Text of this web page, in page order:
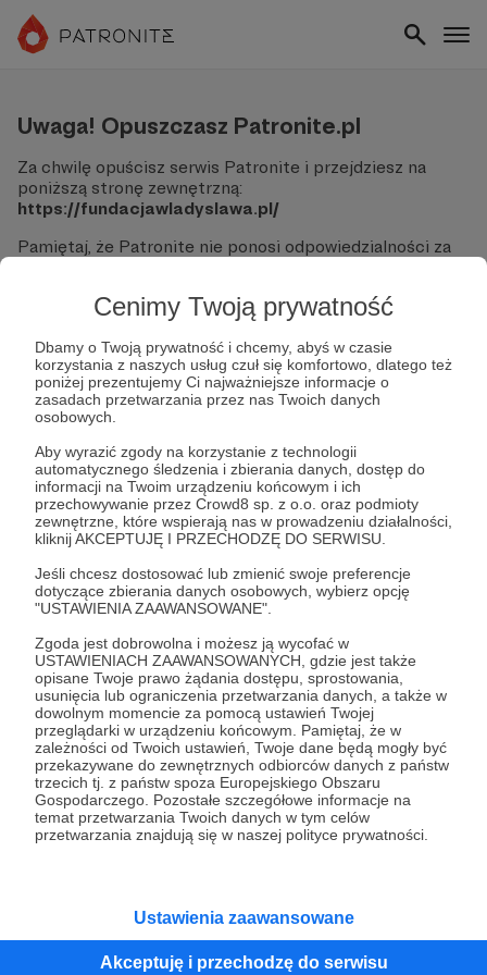
Cenimy Twoją prywatność
Dbamy o Twoją prywatność i chcemy, abyś w czasie
korzystania z naszych usług czuł się komfortowo, dlatego też
poniżej prezentujemy Ci najważniejsze informacje o
zasadach przetwarzania przez nas Twoich danych
osobowych.
Aby wyrazić zgody na korzystanie z technologii
automatycznego śledzenia i zbierania danych, dostęp do
informacji na Twoim urządzeniu końcowym i ich
przechowywanie przez Crowd8 sp. z o.o. oraz podmioty
zewnętrzne, które wspierają nas w prowadzeniu działalności,
kliknij AKCEPTUJĘ I PRZECHODZĘ DO SERWISU.
Jeśli chcesz dostosować lub zmienić swoje preferencje
dotyczące zbierania danych osobowych, wybierz opcję
"USTAWIENIA ZAAWANSOWANE".
Zgoda jest dobrowolna i możesz ją wycofać w
USTAWIENIACH ZAAWANSOWANYCH, gdzie jest także
opisane Twoje prawo żądania dostępu, sprostowania,
usunięcia lub ograniczenia przetwarzania danych, a także w
dowolnym momencie za pomocą ustawień Twojej
przeglądarki w urządzeniu końcowym. Pamiętaj, że w
zależności od Twoich ustawień, Twoje dane będą mogły być
przekazywane do zewnętrznych odbiorców danych z państw
trzecich tj. z państw spoza Europejskiego Obszaru
Gospodarczego. Pozostałe szczegółowe informacje na
temat przetwarzania Twoich danych w tym celów
przetwarzania znajdują się w naszej polityce prywatności.
Ustawienia zaawansowane
Akceptuję i przechodzę do serwisu
Uwaga! Opuszczasz Patronite.pl
Za chwilę opuścisz serwis Patronite i przejdziesz na
poniższą stronę zewnętrzną:
https://fundacjawladyslawa.pl/
Pamiętaj, że Patronite nie ponosi odpowiedzialności za
Nie podawaj swoich danych logowania ani informacji
finansowych na podjerzanych stronach.
Sprawdź dokładnie adres URL, zanim klikniesz przycisk
"Tak, przejdź do strony".
Jeśli masz wątpliwości, wróć do Patronite i zweryfikuj
link.
Czy na pewno chcesz kontynuować?
Tak, przejdź do strony
Kategorie
O Patronite
Dodatkowe produkty
Pomoc
RegulaminPolityka prywatnościPatronite Commons
Unia Europejska